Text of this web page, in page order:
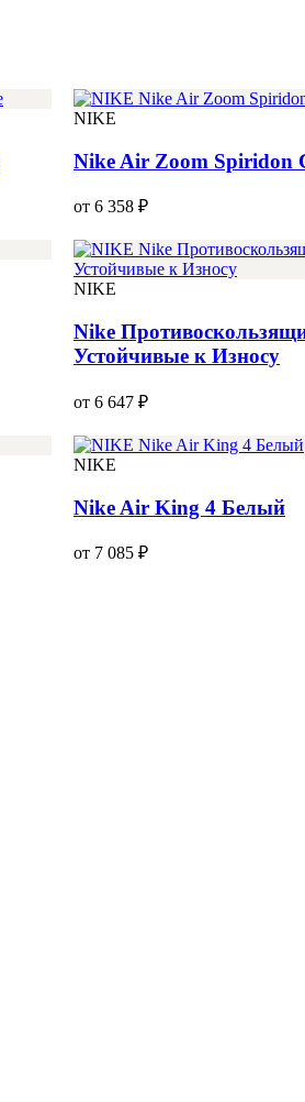
NIKE
Nike Air Zoom Spiridon
от 6 358 ₽
NIKE
Nike
Устойчивые к Износу
от 6 647 ₽
NIKE
Nike Air King 4 Белый
от 7 085 ₽